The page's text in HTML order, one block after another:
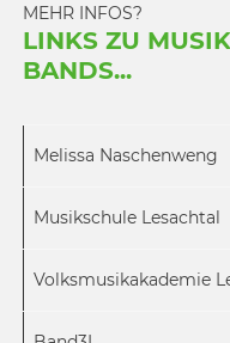
MEHR INFOS?
LINKS ZU
BANDS...
Melissa Naschenweng
Musikschule Lesachtal
Volksmusikakademie